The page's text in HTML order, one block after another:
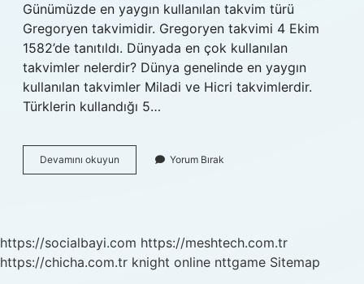
Günümüzde en yaygın kullanılan takvim türü
Gregoryen takvimidir. Gregoryen takvimi 4 Ekim
1582’de tanıtıldı. Dünyada en çok kullanılan
takvimler nelerdir? Dünya genelinde en yaygın
kullanılan takvimler Miladi ve Hicri takvimlerdir.
Türklerin kullandığı 5…
Devamını okuyun
Isimleri
Yorum Bırak
https://socialbayi.com https://meshtech.com.tr
https://chicha.com.tr knight online nttgame Sitemap